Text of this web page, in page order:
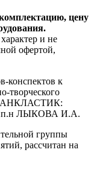
цену
и не
офертой,
конспектов к
творческого
«ФАНКЛАСТИК:
ЛЫКОВА И.А.
группы
рассчитан на